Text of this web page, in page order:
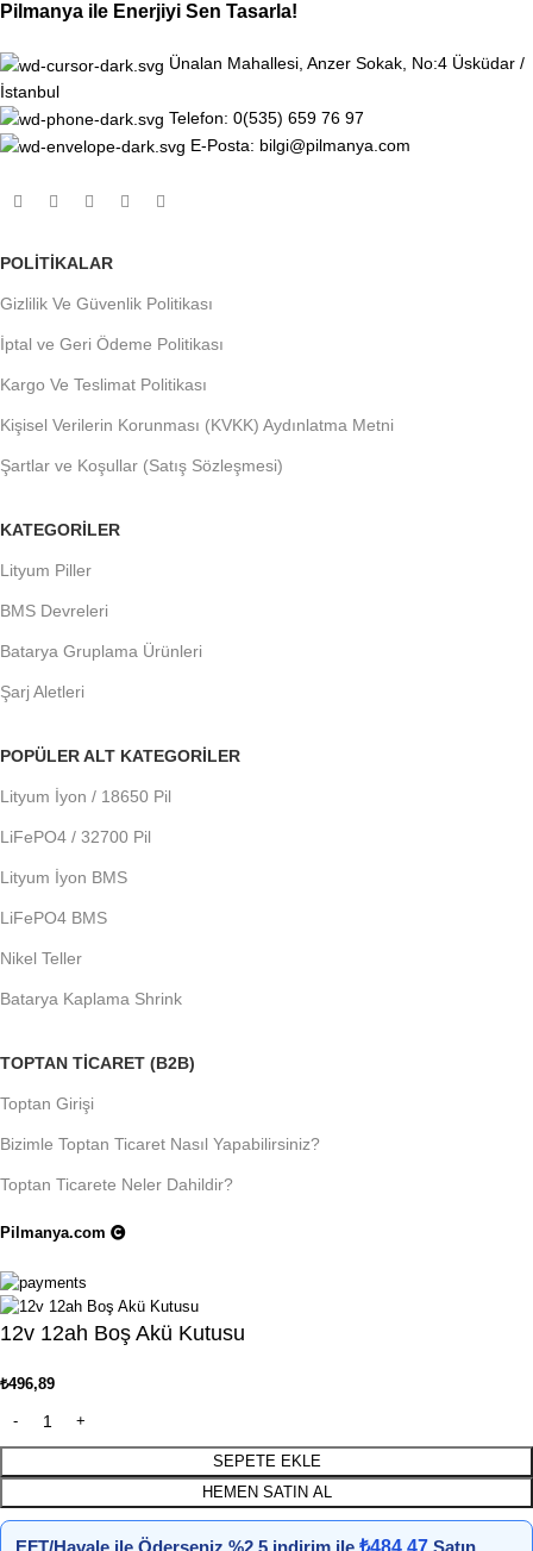
Pilmanya ile Enerjiyi Sen Tasarla!
Ünalan Mahallesi, Anzer Sokak, No:4 Üsküdar /
İstanbul
Telefon: 0(535) 659 76 97
E-Posta: bilgi@pilmanya.com
POLITIKALAR
Gizlilik Ve Güvenlik Politikası
İptal ve Geri Ödeme Politikası
Kargo Ve Teslimat Politikası
Kişisel Verilerin Korunması (KVKK) Aydınlatma Metni
Şartlar ve Koşullar (Satış Sözleşmesi)
KATEGORILER
Lityum Piller
BMS Devreleri
Batarya Gruplama Ürünleri
Şarj Aletleri
POPÜLER ALT KATEGORILER
Lityum İyon / 18650 Pil
LiFePO4 / 32700 Pil
Lityum İyon BMS
LiFePO4 BMS
Nikel Teller
Batarya Kaplama Shrink
TOPTAN TICARET (B2B)
Toptan Girişi
Bizimle Toptan Ticaret Nasıl Yapabilirsiniz?
Toptan Ticarete Neler Dahildir?
Pilmanya.com
12v 12ah Boş Akü Kutusu
₺496,89
SEPETE EKLE
HEMEN SATIN AL